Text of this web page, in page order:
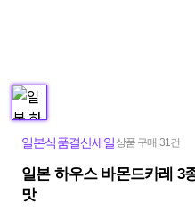
일본식품결산세일상품 구매 31건
일본 하우스 바몬드카레 3
맛